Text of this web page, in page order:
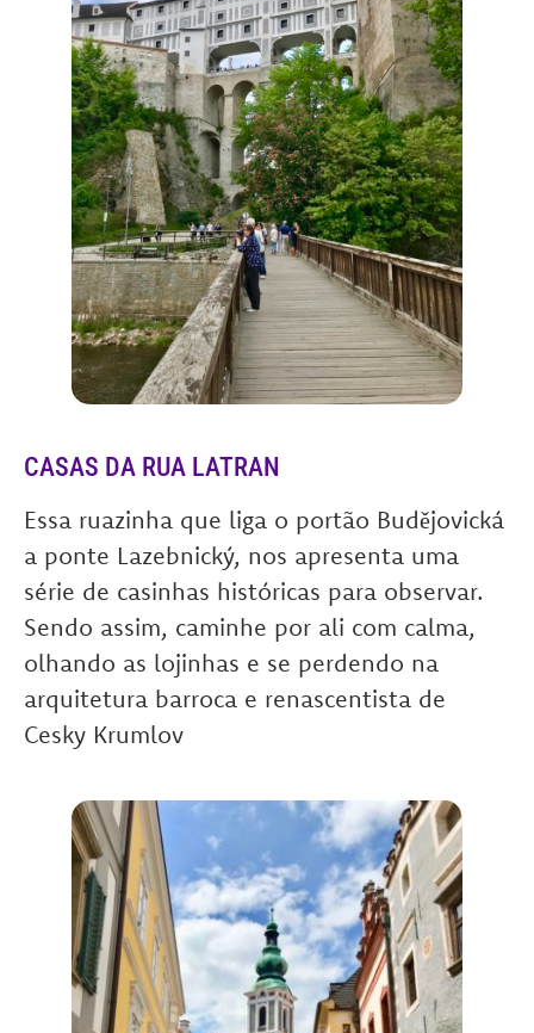
CASAS DA RUA LATRAN
Essa ruazinha que liga o portão Budějovická
a ponte Lazebnický, nos apresenta uma
série de casinhas históricas para observar.
Sendo assim, caminhe por ali com calma,
olhando as lojinhas e se perdendo na
arquitetura barroca e renascentista de
Cesky Krumlov